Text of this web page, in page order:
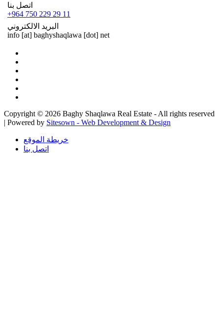
اتصل بنا
+964 750 229 29 11
البريد الالكتروني
info [at] baghyshaqlawa [dot] net
Copyright © 2026 Baghy Shaqlawa Real Estate - All rights reserved
| Powered by Sitesown - Web Development & Design
خريطة الموقع
اتصل بنا